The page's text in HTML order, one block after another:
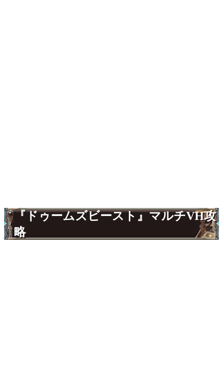
『ドゥームズビースト』マルチVH攻
略